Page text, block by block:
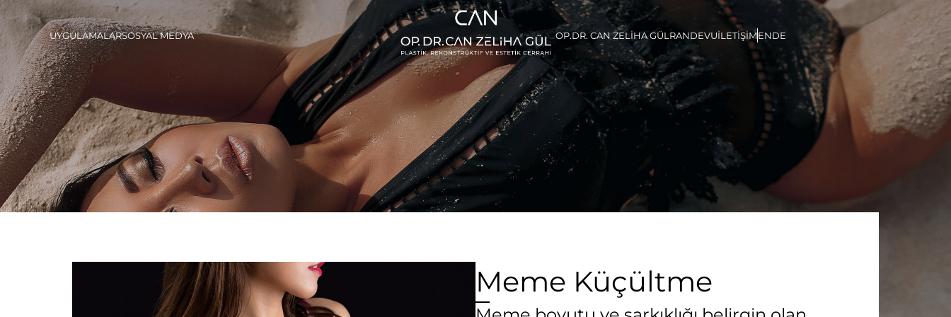
UYGULAMALARSOSYAL MEDYA OP.DR. CAN ZELİHA GÜL RANDEVUİLETİŞİMENDE
Meme Küçültme